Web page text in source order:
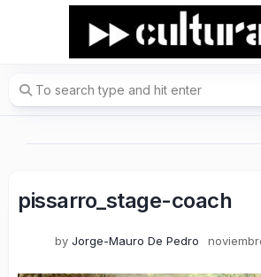
pissarro_stage-coach
by Jorge-Mauro De Pedro